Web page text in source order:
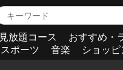
見放題コース おすすめ・
スポーツ
音楽 ショッ